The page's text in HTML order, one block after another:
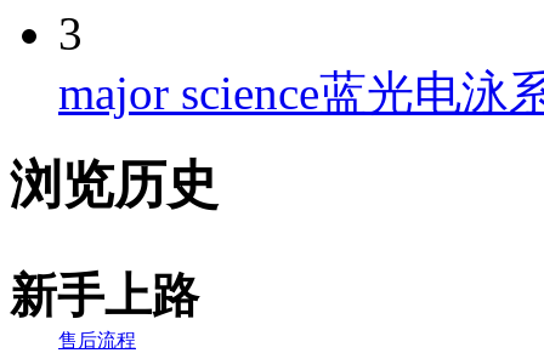
3
major science蓝光电泳
浏览历史
新手上路
售后流程